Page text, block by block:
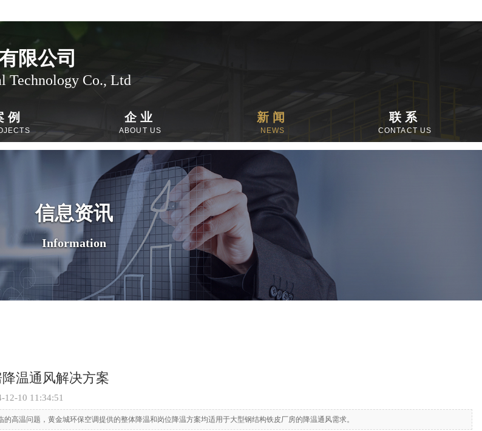
限公司
Technology Co., Ltd
例 企业
ABOUT US
新闻
NEWS
联系
CONTACT US
信息资讯
Information
温通风解决方案
12-10 11:34:51
高温问题，黄金城环保空调提供的整体降温和岗位降温方案均适用于大型钢结构铁皮厂房的降温通风需求。